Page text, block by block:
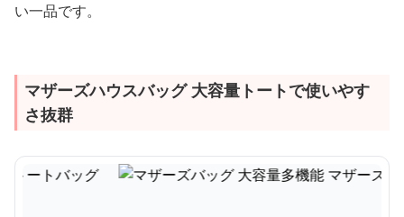
い一品です。
マザーズハウスバッグ 大容量トートで使いやす
さ抜群